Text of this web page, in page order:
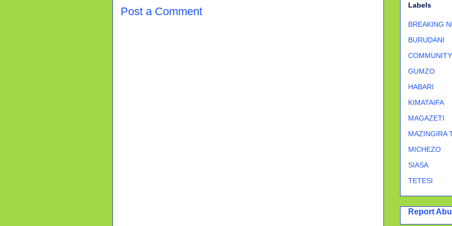
Post a Comment
Labels
BREAKING
BURUDANI
COMMUNITY
GUMZO
HABARI
KIMATAIFA
MAGAZETI
MAZINGIRA
MICHEZO
SIASA
TETESI
Report